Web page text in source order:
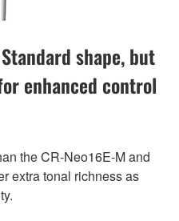
shape, but
enhanced control
the CR-Neo16E-M and
extra tonal richness as